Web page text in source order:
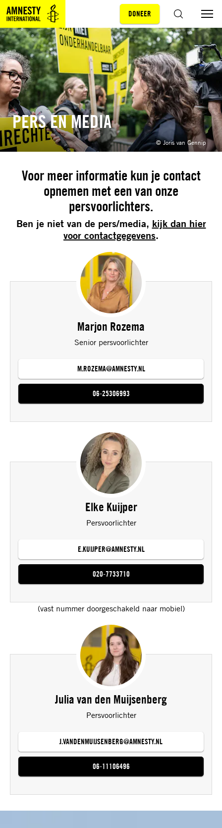
Sla navigatie over
DONEER
© Joris van Gennip
PERS EN MEDIA
Voor meer informatie kun je contact
opnemen met een van onze
persvoorlichters.
Ben je niet van de pers/media, kijk dan hier
voor contactgegevens.
Marjon Rozema
Senior persvoorlichter
M.ROZEMA@AMNESTY.NL
06-25306993
Elke Kuijper
Persvoorlichter
E.KUIJPER@AMNESTY.NL
020-7733710
(vast nummer doorgeschakeld naar mobiel)
Julia van den Muijsenberg
Persvoorlichter
J.VANDENMUIJSENBERG@AMNESTY.NL
06-11106496